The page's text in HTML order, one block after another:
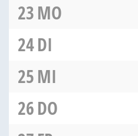
23MO
24DI
25MI
26DO